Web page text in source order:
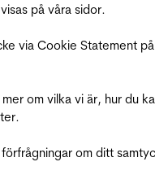
på våra sidor.
via Cookie Statement
om vilka vi är, hur du
om ditt